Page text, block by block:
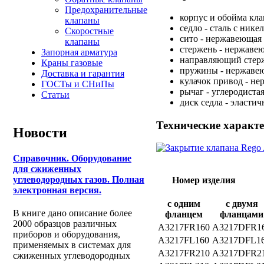
Предохранительные
клапаны
Скоростные
клапаны
Запорная арматура
Краны газовые
Доставка и гарантия
ГОСТы и СНиПы
Статьи
Новости
Справочник. Оборудование
для сжиженных
углеводородных газов. Полная
электронная версия.
В книге дано описание более
2000 образцов различных
приборов и оборудования,
применяемых в системах для
сжиженных углеводородных
корпус и обойма
седло - сталь с
сито - нержавеющая
стержень -
направляющий
пружины -
кулачок привод -
рычаг -
диск седла -
Технические
Номер изделия
с одним
фланцем
с двумя
фланцами
A3217FR160
A3217FL160
A3217FR210